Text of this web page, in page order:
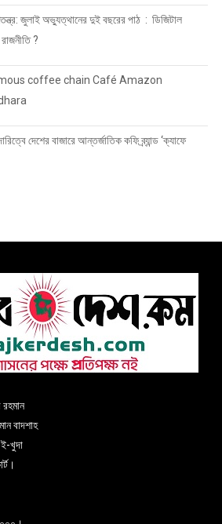
জুলাই অভ্যুত্থানের দুই বছরের পাঠ : ডিজিটাল
রাজনীতি ?
coffee chain Café Amazon
দেশের বাজারে আন্তর্জাতিক কফি ব্র্যান্ড ‘ক্যাফে
রহমান
বাদশাহ
খুদা